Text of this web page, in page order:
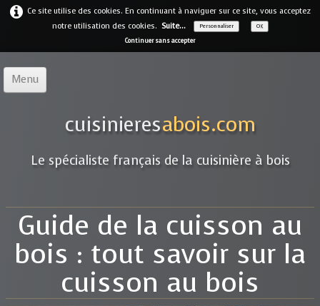
Ce site utilise des cookies. En continuant à naviguer sur ce site, vous acceptez
notre utilisation des cookies. Suite... Personnaliser OK
Continuer sans accepter
Menu
Notre offre▼
Notre entreprise
Galerie▼
Marques ▼
Contact
cuisinieresabois.com
Le spécialiste français de la cuisinière à bois
Guide de la cuisson au
bois : tout savoir sur la
cuisson au bois